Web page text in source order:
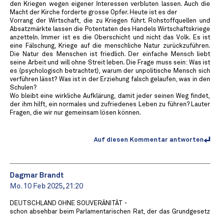
den Kriegen wegen eigener Interessen verbluten lassen. Auch die
Macht der Kirche forderte grosse Opfer. Heute ist es der
Vorrang der Wirtschaft, die zu Kriegen führt. Rohstoffquellen und
Absatzmärkte lassen die Potentaten des Handels Wirtschaftskriege
anzetteln. Immer ist es die Oberschicht und nicht das Volk. Es ist
eine Fälschung, Kriege auf die menschliche Natur zurückzuführen.
Die Natur des Menschen ist friedlich. Der einfache Mensch liebt
seine Arbeit und will ohne Streit leben. Die Frage muss sein: Was ist
es (psychologisch betrachtet), warum der unpolitische Mensch sich
verführen lässt? Was ist in der Erziehung falsch gelaufen, was in den
Schulen?
Wo bleibt eine wirkliche Aufklärung, damit jeder seinen Weg findet,
der ihm hilft, ein normales und zufriedenes Leben zu führen? Lauter
Fragen, die wir nur gemeinsam lösen können.
Auf diesen Kommentar antworten
Dagmar Brandt
Mo. 10 Feb 2025, 21:20
DEUTSCHLAND OHNE SOUVERÄNITÄT -
schon absehbar beim Parlamentarischen Rat, der das Grundgesetz